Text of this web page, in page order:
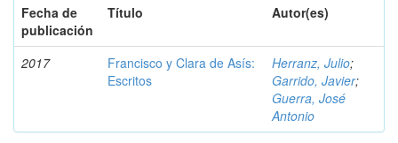
Fecha de
publicación
Título Autor(es)
2017
Francisco y Clara de Asís:
Escritos
Herranz, Julio;
Garrido, Javier;
Guerra, José
Antonio